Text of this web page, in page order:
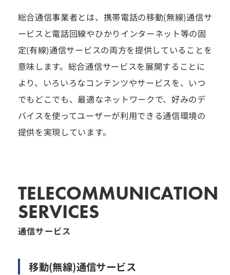
総合通信事業者とは、携帯電話の移動(無線)通信サ
ービスと電話回線やひかりインターネット等の固
定(有線)通信サービスの両方を提供していることを
意味します。総合通信サービスを展開することに
より、いろいろなコンテンツやサービスを、いつ
でもどこでも、最適なネットワークで、好みのデ
バイスを使ってユーザーが利用できる通信環境の
提供を実現しています。
TELECOMMUNICATION
SERVICES
通信サービス
移動(無線)通信サービス